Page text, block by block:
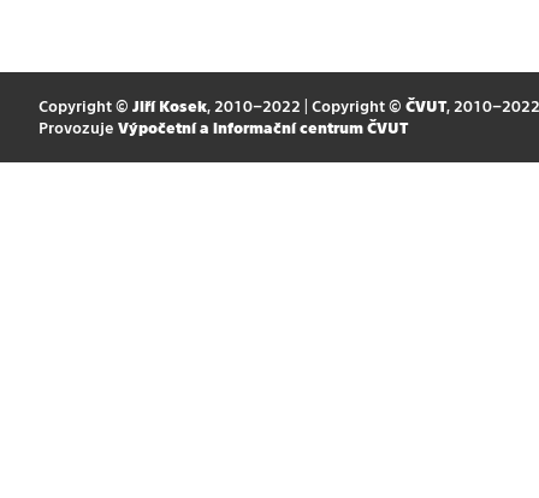
Copyright © Jiří Kosek, 2010–2022 | Copyright © ČVUT, 2010–2022
Provozuje Výpočetní a informační centrum ČVUT